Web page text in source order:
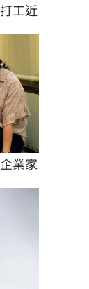
工近
業家